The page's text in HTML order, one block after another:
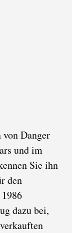
Danger
und im
Sie ihn
den
dazu bei,